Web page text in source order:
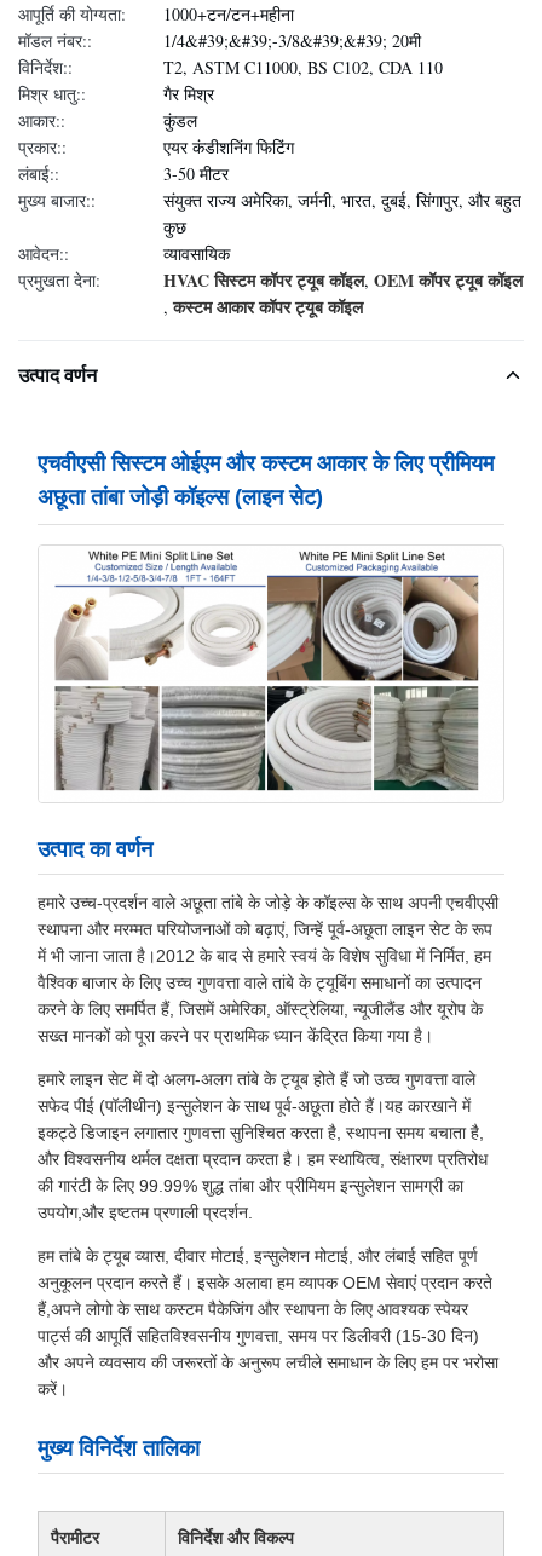
आपूर्ति की योग्यता:
1000+टन/टन+महीना
मॉडल नंबर::
1/4&#39;&#39;-3/8&#39;&#39; 20मी
विनिर्देश::
T2, ASTM C11000, BS C102, CDA 110
मिश्र धातु::
गैर मिश्र
आकार::
कुंडल
प्रकार::
एयर कंडीशनिंग फिटिंग
लंबाई::
3-50 मीटर
मुख्य बाजार::
संयुक्त राज्य अमेरिका, जर्मनी, भारत, दुबई, सिंगापुर, और बहुत
कुछ
आवेदन::
व्यावसायिक
प्रमुखता देना:
HVAC सिस्टम कॉपर ट्यूब कॉइल, OEM कॉपर ट्यूब कॉइल
,कस्टम आकार कॉपर ट्यूब कॉइल
उत्पाद वर्णन
एचवीएसी सिस्टम ओईएम और कस्टम आकार के लिए प्रीमियम
अछूता तांबा जोड़ी कॉइल्स (लाइन सेट)
उत्पाद का वर्णन
हमारे उच्च-प्रदर्शन वाले अछूता तांबे के जोड़े के कॉइल्स के साथ अपनी एचवीएसी
स्थापना और मरम्मत परियोजनाओं को बढ़ाएं, जिन्हें पूर्व-अछूता लाइन सेट के रूप
में भी जाना जाता है।2012 के बाद से हमारे स्वयं के विशेष सुविधा में निर्मित, हम
वैश्विक बाजार के लिए उच्च गुणवत्ता वाले तांबे के ट्यूबिंग समाधानों का उत्पादन
करने के लिए समर्पित हैं, जिसमें अमेरिका, ऑस्ट्रेलिया, न्यूजीलैंड और यूरोप के
सख्त मानकों को पूरा करने पर प्राथमिक ध्यान केंद्रित किया गया है।
हमारे लाइन सेट में दो अलग-अलग तांबे के ट्यूब होते हैं जो उच्च गुणवत्ता वाले
सफेद पीई (पॉलीथीन) इन्सुलेशन के साथ पूर्व-अछूता होते हैं।यह कारखाने में
इकट्ठे डिजाइन लगातार गुणवत्ता सुनिश्चित करता है, स्थापना समय बचाता है,
और विश्वसनीय थर्मल दक्षता प्रदान करता है। हम स्थायित्व, संक्षारण प्रतिरोध
की गारंटी के लिए 99.99% शुद्ध तांबा और प्रीमियम इन्सुलेशन सामग्री का
उपयोग,और इष्टतम प्रणाली प्रदर्शन.
हम तांबे के ट्यूब व्यास, दीवार मोटाई, इन्सुलेशन मोटाई, और लंबाई सहित पूर्ण
अनुकूलन प्रदान करते हैं। इसके अलावा हम व्यापक OEM सेवाएं प्रदान करते
हैं,अपने लोगो के साथ कस्टम पैकेजिंग और स्थापना के लिए आवश्यक स्पेयर
पार्ट्स की आपूर्ति सहितविश्वसनीय गुणवत्ता, समय पर डिलीवरी (15-30 दिन)
और अपने व्यवसाय की जरूरतों के अनुरूप लचीले समाधान के लिए हम पर भरोसा
करें।
मुख्य विनिर्देश तालिका
पैरामीटर विनिर्देश और विकल्प